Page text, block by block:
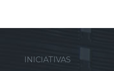
INICIATIVAS